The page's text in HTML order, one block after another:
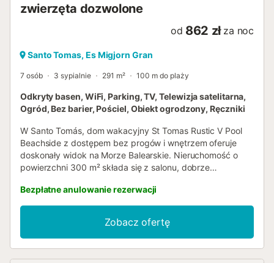
zwierzęta dozwolone
od 862 zł za noc
Santo Tomas, Es Migjorn Gran
7 osób 3 sypialnie 291 m² 100 m do plaży
Odkryty basen, WiFi, Parking, TV, Telewizja satelitarna,
Ogród, Bez barier, Pościel, Obiekt ogrodzony, Ręczniki
W Santo Tomás, dom wakacyjny St Tomas Rustic V Pool
Beachside z dostępem bez progów i wnętrzem oferuje
doskonały widok na Morze Balearskie. Nieruchomość o
powierzchni 300 m² składa się z salonu, dobrze
może pomieścić 6 osób. Dodatkowe udogodnienia
obejmują szybkie Wi-Fi (odpowiednie do rozmów wideo) z
dedykowaną przestrzenią roboczą do pracy zdalnej,
telewizor, pralkę, a także książki i zabawki dla dzieci.
Ponadto na terenie posesji dostępny jest stół do tenisa
Bezpłatne anulowanie rezerwacji
Zobacz ofertę